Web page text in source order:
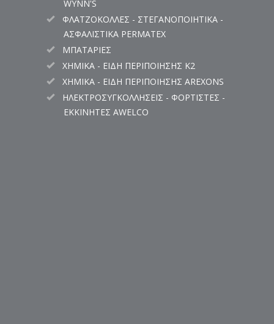
WYNN'S
ΦΛΑΤΖΟΚΟΛΛΕΣ - ΣΤΕΓΑΝΟΠΟΙΗΤΙΚΑ -
ΑΣΦΑΛΙΣΤΙΚΑ PERMATEX
ΜΠΑΤΑΡΙΕΣ
ΧΗΜΙΚΑ - ΕΙΔΗ ΠΕΡΙΠΟΙΗΣΗΣ K2
ΧΗΜΙΚΑ - ΕΙΔΗ ΠΕΡΙΠΟΙΗΣΗΣ AREXONS
ΗΛΕΚΤΡΟΣΥΓΚΟΛΛΗΣΕΙΣ - ΦΟΡΤΙΣΤΕΣ -
ΕΚΚΙΝΗΤΕΣ AWELCO